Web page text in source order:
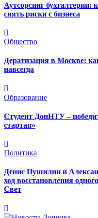
Аутсорсинг бухгалтерии:
снять риски с бизнеса
Общество
Дератизация в Москве:
навсегда
Образование
Студент ДонНТУ –
стартап»
Политика
Денис Пушилин и
ход восстановления
Свет